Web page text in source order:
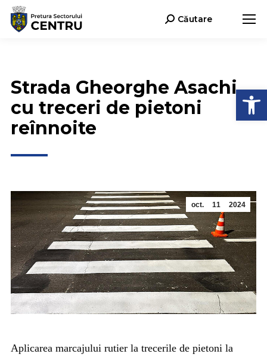
Search:Căutare
Strada Gheorghe Asachi
cu treceri de pietoni
reînnoite
oct. 11 2024
Aplicarea marcajului rutier la trecerile de pietoni la